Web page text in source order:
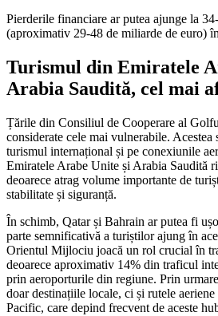
Pierderile financiare ar putea ajunge la
(aproximativ 29-48 de miliarde de euro)
Turismul din Emiratele
Arabia Saudită, cel mai
Țările din Consiliul de Cooperare al
considerate cele mai vulnerabile. Acestea
turismul internațional și pe conexiunile
Emiratele Arabe Unite și Arabia Saudită
deoarece atrag volume importante de
stabilitate și siguranță.
În schimb, Qatar și Bahrain ar putea fi
parte semnificativă a turiștilor ajung în
Orientul Mijlociu joacă un rol crucial în
deoarece aproximativ 14% din traficul
prin aeroporturile din regiune. Prin
doar destinațiile locale, ci și rutele
Pacific, care depind frecvent de aceste